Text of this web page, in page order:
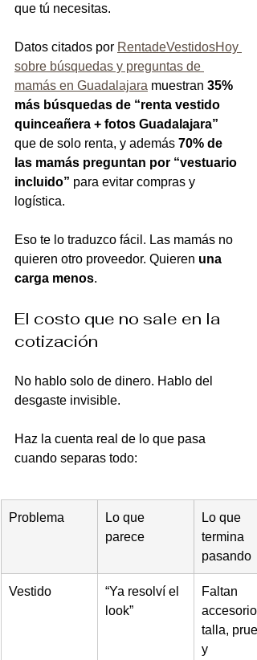
que tú necesitas.
Datos citados por RentadeVestidosHoy
sobre búsquedas y preguntas de
mamás en Guadalajara muestran 35%
más búsquedas de “renta vestido
quinceañera + fotos Guadalajara”
que de solo renta, y además 70% de
las mamás preguntan por “vestuario
incluido” para evitar compras y
logística.
Eso te lo traduzco fácil. Las mamás no
quieren otro proveedor. Quieren una
carga menos.
El costo que no sale en la
cotización
No hablo solo de dinero. Hablo del
desgaste invisible.
Haz la cuenta real de lo que pasa
cuando separas todo:
Problema
Lo que
parece
Lo que
termina
pasando
Vestido
“Ya resolví el
look”
Faltan
talla,
y